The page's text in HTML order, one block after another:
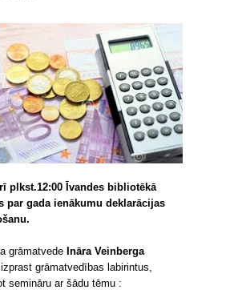
plkst.12:00 Īvandes bibliotēkā
par gada ienākumu deklarācijas
grāmatvede Ināra Veinberga
grāmatvedības labirintus,
semināru ar šādu tēmu :